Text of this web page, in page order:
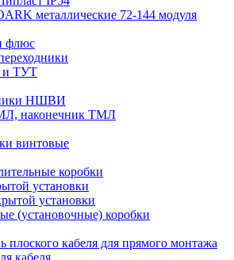
металлические 72-144 модуля
флюс
и ТУТ
НШВИ
наконечник ТМЛ
винтовые
коробки
установки
установки
(установочные) коробки
плоского кабеля для прямого монтажа
кабеля